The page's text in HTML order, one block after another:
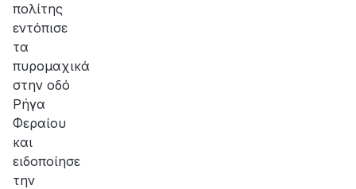
πολίτης
εντόπισε
τα
πυρομαχικά
στην οδό
Ρήγα
Φεραίου
και
ειδοποίησε
την